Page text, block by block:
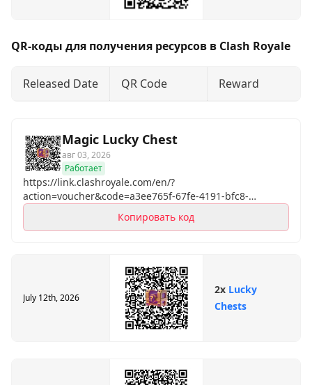
QR-коды для получения ресурсов в Clash Royale
Released Date QR Code Reward
Magic Lucky Chest
авг 03, 2026
Работает
https://link.clashroyale.com/en/?
action=voucher&code=a3ee765f-67fe-4191-bfc8-
9449925b25cc
Копировать код
July 12th, 2026
2x Lucky
Chests